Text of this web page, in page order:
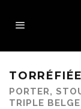
PORTER,
TRIPLE